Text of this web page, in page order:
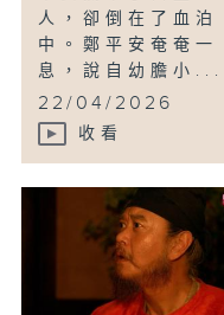
人，卻倒在了血泊
中。鄭平安奄奄一
息，說自幼膽小...
22/04/2026
收看